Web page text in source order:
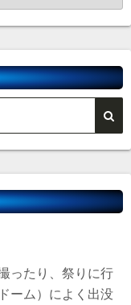
ったり、祭りに行
ーム）によく出没